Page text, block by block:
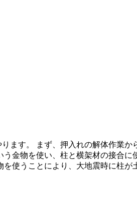
ます。 まず、押入れの解体作業
金物を使い、柱と横架材の接合
使うことにより、大地震時に柱